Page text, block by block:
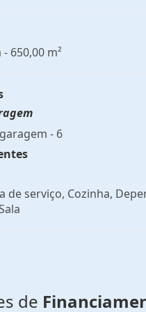
650,00 m²
- 6
de serviço, Cozinha,
de